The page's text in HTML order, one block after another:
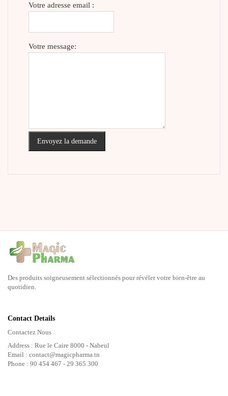
Votre adresse email :
Votre message:
Envoyez la demande
Des produits soigneusement sélectionnés pour révéler votre bien-être au
quotidien.
Contact Details
Contactez Nous
Address : Rue le Caire 8000 - Nabeul
Email : contact@magicpharma.tn
Phone : 90 454 467 - 29 365 300